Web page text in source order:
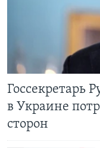
СОЦИАЛЬНЫЕ СЕТИ
Языки
Госсекретарь
в Украине
сторон